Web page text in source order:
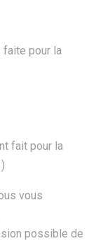
pour la
fait pour la
vous
possible de